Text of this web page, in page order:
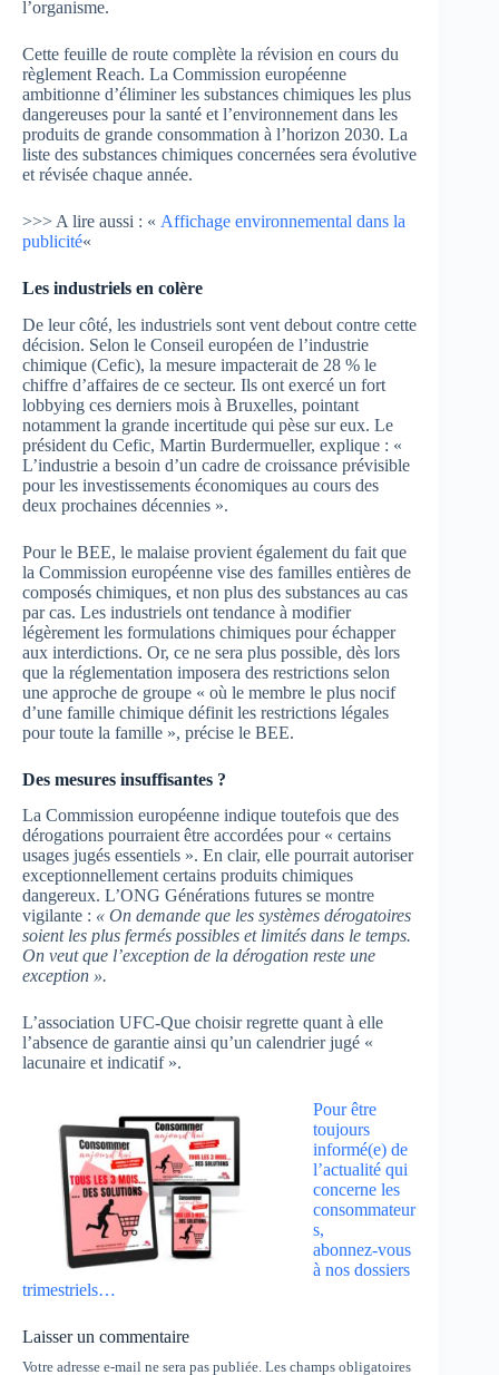
l’organisme.
Cette feuille de route complète la révision en cours du
règlement Reach. La Commission européenne
ambitionne d’éliminer les substances chimiques les plus
dangereuses pour la santé et l’environnement dans les
produits de grande consommation à l’horizon 2030. La
liste des substances chimiques concernées sera évolutive
et révisée chaque année.
>>> A lire aussi : « Affichage environnemental dans la
publicité«
Les industriels en colère
De leur côté, les industriels sont vent debout contre cette
décision. Selon le Conseil européen de l’industrie
chimique (Cefic), la mesure impacterait de 28 % le
chiffre d’affaires de ce secteur. Ils ont exercé un fort
lobbying ces derniers mois à Bruxelles, pointant
notamment la grande incertitude qui pèse sur eux. Le
président du Cefic, Martin Burdermueller, explique : «
L’industrie a besoin d’un cadre de croissance prévisible
pour les investissements économiques au cours des
deux prochaines décennies ».
Pour le BEE, le malaise provient également du fait que
la Commission européenne vise des familles entières de
composés chimiques, et non plus des substances au cas
par cas. Les industriels ont tendance à modifier
légèrement les formulations chimiques pour échapper
aux interdictions. Or, ce ne sera plus possible, dès lors
que la réglementation imposera des restrictions selon
une approche de groupe « où le membre le plus nocif
d’une famille chimique définit les restrictions légales
pour toute la famille », précise le BEE.
Des mesures insuffisantes ?
La Commission européenne indique toutefois que des
dérogations pourraient être accordées pour « certains
usages jugés essentiels ». En clair, elle pourrait autoriser
exceptionnellement certains produits chimiques
dangereux. L’ONG Générations futures se montre
vigilante : « On demande que les systèmes dérogatoires
soient les plus fermés possibles et limités dans le temps.
On veut que l’exception de la dérogation reste une
exception ».
L’association UFC-Que choisir regrette quant à elle
l’absence de garantie ainsi qu’un calendrier jugé «
lacunaire et indicatif ».
Pour être
toujours
informé(e) de
l’actualité qui
concerne les
consommateur
s,
abonnez-vous
à nos dossiers
trimestriels…
Laisser un commentaire
Votre adresse e-mail ne sera pas publiée. Les champs obligatoires